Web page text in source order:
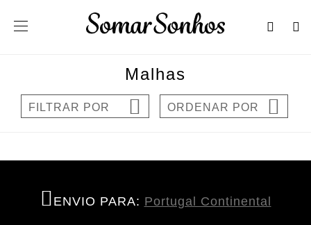
ACESSÓRIOS
Envio:Portugal Continental (€)
Malhas
FILTRAR POR ORDENAR POR
ENVIO PARA: Portugal Continental